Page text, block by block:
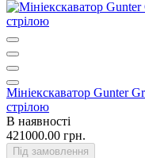
Мініекскаватор Gunter
стрілою
В наявності
421000.00 грн.
Під замовлення